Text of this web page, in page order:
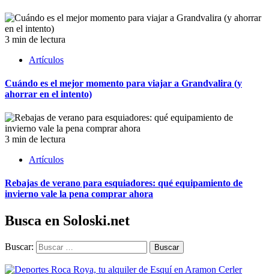
3 min de lectura
Artículos
Cuándo es el mejor momento para viajar a Grandvalira (y
ahorrar en el intento)
3 min de lectura
Artículos
Rebajas de verano para esquiadores: qué equipamiento de
invierno vale la pena comprar ahora
Busca en Soloski.net
Buscar: